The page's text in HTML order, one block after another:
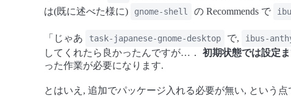
は(既に述べた様に)
gnome-shell の Recommends で
「じゃあ task-japanese-gnome-desktop で, ibus-
してくれたら良かったんですが…． 初期状態では設定
った作業が必要になります.
とはいえ, 追加でパッケージ入れる必要が無い, という点